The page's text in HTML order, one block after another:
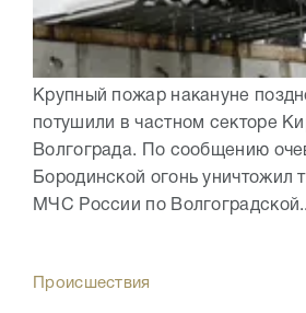
Крупный пожар накануне
потушили в частном секторе
Волгограда. По сообщению
Бородинской огонь
МЧС России по
Происшествия